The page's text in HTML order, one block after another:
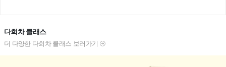
다회차 클래스
더 다양한 다회차 클래스 보러가기